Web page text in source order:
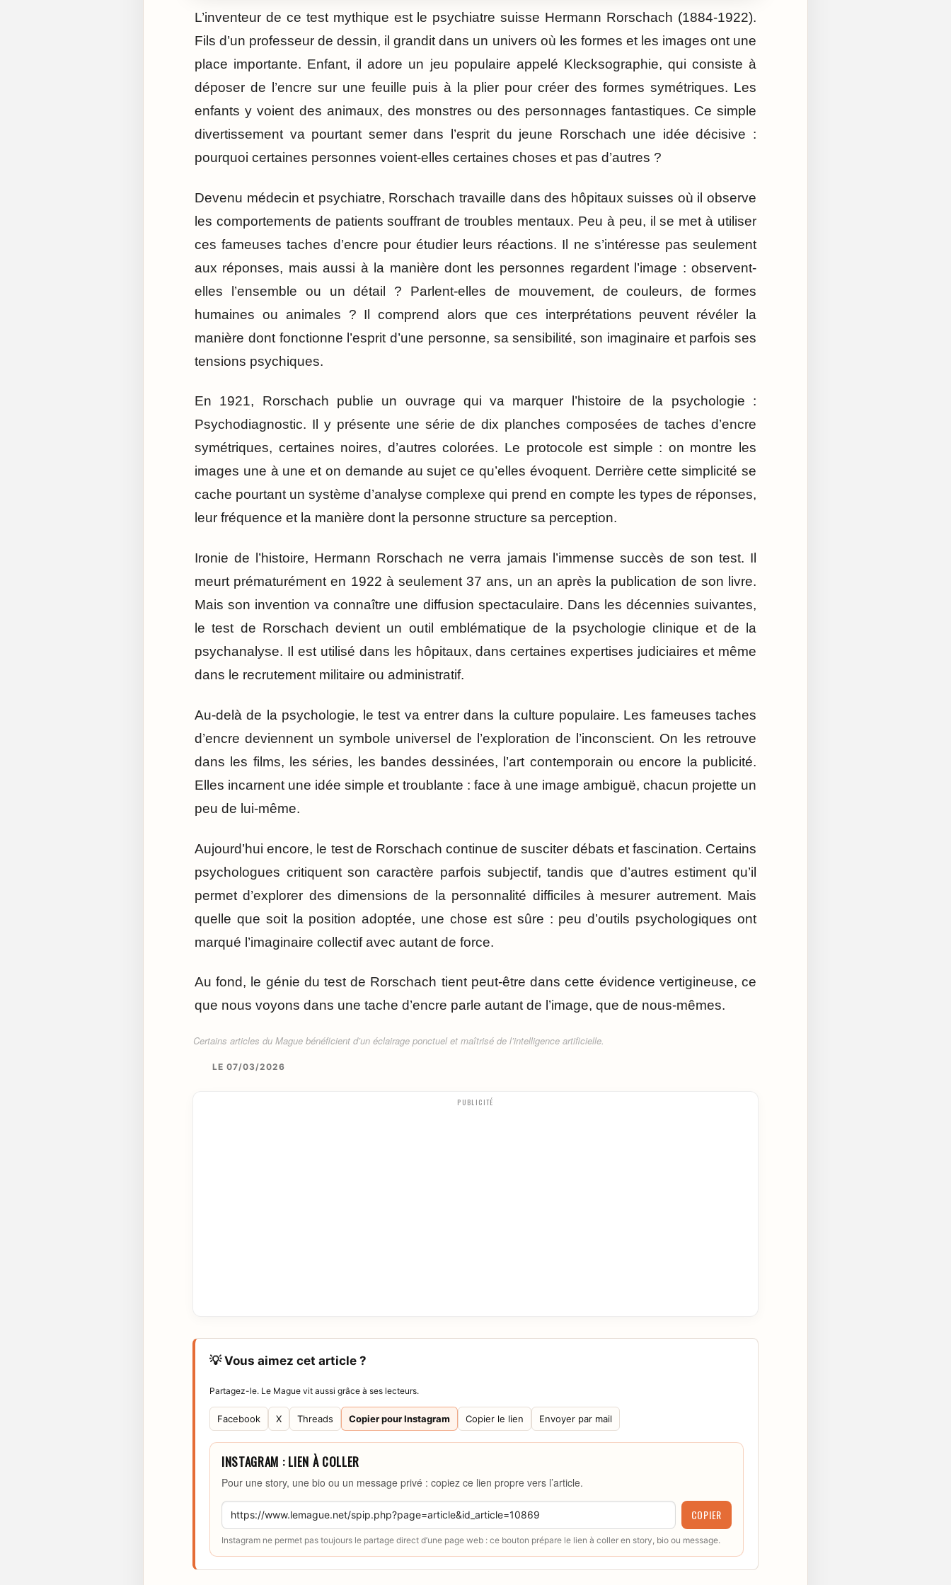
L’inventeur de ce test mythique est le psychiatre suisse Hermann Rorschach (1884-1922).
Fils d’un professeur de dessin, il grandit dans un univers où les formes et les images ont une
place importante. Enfant, il adore un jeu populaire appelé Klecksographie, qui consiste à
déposer de l’encre sur une feuille puis à la plier pour créer des formes symétriques. Les
enfants y voient des animaux, des monstres ou des personnages fantastiques. Ce simple
divertissement va pourtant semer dans l’esprit du jeune Rorschach une idée décisive :
pourquoi certaines personnes voient-elles certaines choses et pas d’autres ?
Devenu médecin et psychiatre, Rorschach travaille dans des hôpitaux suisses où il observe
les comportements de patients souffrant de troubles mentaux. Peu à peu, il se met à utiliser
ces fameuses taches d’encre pour étudier leurs réactions. Il ne s’intéresse pas seulement
aux réponses, mais aussi à la manière dont les personnes regardent l’image : observent-
elles l’ensemble ou un détail ? Parlent-elles de mouvement, de couleurs, de formes
humaines ou animales ? Il comprend alors que ces interprétations peuvent révéler la
manière dont fonctionne l’esprit d’une personne, sa sensibilité, son imaginaire et parfois ses
tensions psychiques.
En 1921, Rorschach publie un ouvrage qui va marquer l’histoire de la psychologie :
Psychodiagnostic. Il y présente une série de dix planches composées de taches d’encre
symétriques, certaines noires, d’autres colorées. Le protocole est simple : on montre les
images une à une et on demande au sujet ce qu’elles évoquent. Derrière cette simplicité se
cache pourtant un système d’analyse complexe qui prend en compte les types de réponses,
leur fréquence et la manière dont la personne structure sa perception.
Ironie de l’histoire, Hermann Rorschach ne verra jamais l’immense succès de son test. Il
meurt prématurément en 1922 à seulement 37 ans, un an après la publication de son livre.
Mais son invention va connaître une diffusion spectaculaire. Dans les décennies suivantes,
le test de Rorschach devient un outil emblématique de la psychologie clinique et de la
psychanalyse. Il est utilisé dans les hôpitaux, dans certaines expertises judiciaires et même
dans le recrutement militaire ou administratif.
Au-delà de la psychologie, le test va entrer dans la culture populaire. Les fameuses taches
d’encre deviennent un symbole universel de l’exploration de l’inconscient. On les retrouve
dans les films, les séries, les bandes dessinées, l’art contemporain ou encore la publicité.
Elles incarnent une idée simple et troublante : face à une image ambiguë, chacun projette un
peu de lui-même.
Aujourd’hui encore, le test de Rorschach continue de susciter débats et fascination. Certains
psychologues critiquent son caractère parfois subjectif, tandis que d’autres estiment qu’il
permet d’explorer des dimensions de la personnalité difficiles à mesurer autrement. Mais
quelle que soit la position adoptée, une chose est sûre : peu d’outils psychologiques ont
marqué l’imaginaire collectif avec autant de force.
Au fond, le génie du test de Rorschach tient peut-être dans cette évidence vertigineuse, ce
que nous voyons dans une tache d’encre parle autant de l’image, que de nous-mêmes.
Certains articles du Mague bénéficient d’un éclairage ponctuel et maîtrisé de l’intelligence artificielle.
LE 07/03/2026
PUBLICITÉ
💡 Vous aimez cet article ?
Partagez-le. Le Mague vit aussi grâce à ses lecteurs.
Facebook X Threads Copier pour Instagram Copier le lien Envoyer par mail
INSTAGRAM : LIEN À COLLER
Pour une story, une bio ou un message privé : copiez ce lien propre vers l’article.
COPIER
Instagram ne permet pas toujours le partage direct d’une page web : ce bouton prépare le lien à coller en story, bio ou message.